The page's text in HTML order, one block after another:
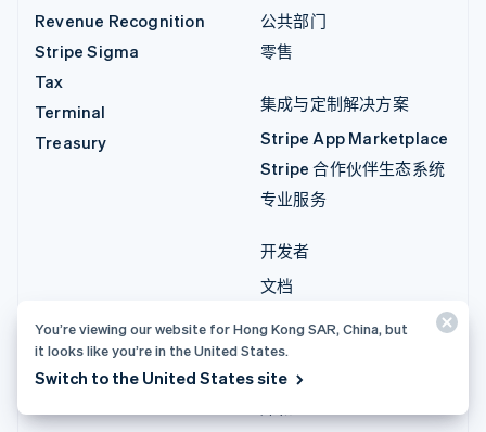
Revenue Recognition
Stripe Sigma
Tax
Terminal
Treasury
公共部门
零售
集成与定制解决方案
Stripe App Marketplace
Stripe 合作伙伴生态系统
专业服务
开发者
文档
API 状态
API 更改日志
You’re viewing our website for Hong Kong SAR, China, but
it looks like you’re in the United States.
Switch to the United States site